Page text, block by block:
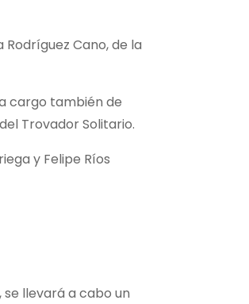
Cano, de la
cargo también de
Trovador Solitario.
y Felipe Ríos
se llevará a cabo un